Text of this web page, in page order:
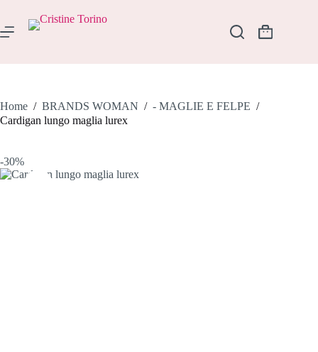
contenuto
Carrello
Home / BRANDS WOMAN / - MAGLIE E FELPE /
Cardigan lungo maglia lurex
-30%